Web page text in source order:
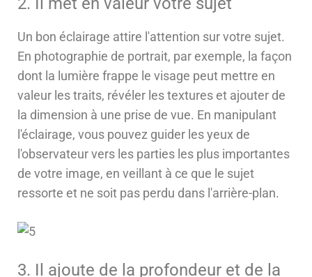
Un bon éclairage attire l'attention sur votre sujet.
En photographie de portrait, par exemple, la façon
dont la lumière frappe le visage peut mettre en
valeur les traits, révéler les textures et ajouter de
la dimension à une prise de vue. En manipulant
l'éclairage, vous pouvez guider les yeux de
l'observateur vers les parties les plus importantes
de votre image, en veillant à ce que le sujet
ressorte et ne soit pas perdu dans l'arrière-plan.
3. Il ajoute de la profondeur et de la